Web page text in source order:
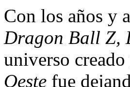
Con los años y
Dragon Ball Z,
universo
Oeste fue